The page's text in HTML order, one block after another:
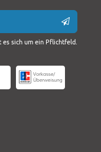
sich um ein Pflichtfeld.